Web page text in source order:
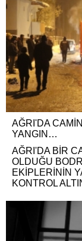
AĞRI'DA
YANGIN…
AĞRI'DA BİR
OLDUĞU
EKİPLERİNİN
KONTROL